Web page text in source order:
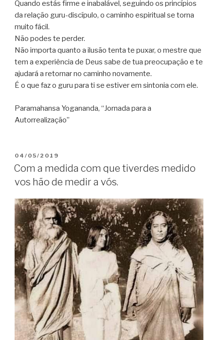
Quando estás firme e inabalável, seguindo os princípios
da relação guru-discípulo, o caminho espiritual se torna
muito fácil.
Não podes te perder.
Não importa quanto a ilusão tenta te puxar, o mestre que
tem a experiência de Deus sabe de tua preocupação e te
ajudará a retornar no caminho novamente.
É o que faz o guru para ti se estiver em sintonia com ele.
Paramahansa Yogananda, “Jornada para a
Autorrealização”
PUBLICADO
EM
04/05/2019
Com a medida com que tiverdes medido
vos hão de medir a vós.